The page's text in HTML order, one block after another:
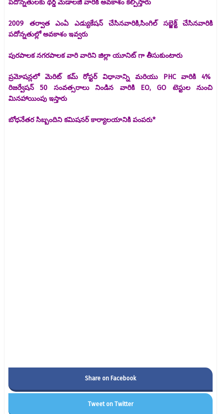
పదోన్నతులకు థర్డ్ మేడాలజీ వారికి అవకాశం కల్పిస్తారు
2009 తర్వాత ఎంఏ ఎడ్యుకేషన్ చేసినవారికి,సింగిల్ సబ్జెక్ట్ చేసినవారికి
పదోన్నతుల్లో అవకాశం ఇవ్వరు
పురపాలక నగరపాలక వారి వారిని జిల్లా యూనిట్ గా తీసుకుంటారు
ప్రమోషన్లలో మెరిట్ కమ్ రోస్టర్ విధానాన్ని మరియు PHC వారికి 4%
రిజర్వేషన్ 50 సంవత్సరాలు నిండిన వారికి EO, GO టెస్టుల నుంచి
మినహాయింపు ఇస్తారు
బోధనేతర సిబ్బందిని కమిషనర్ కార్యాలయానికి పంపరు*
Share on Facebook
Tweet on Twitter